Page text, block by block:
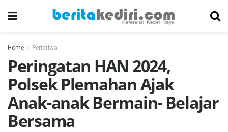
Home Peristiwa
Peringatan HAN 2024,
Polsek Plemahan Ajak
Anak-anak Bermain- Belajar
Bersama